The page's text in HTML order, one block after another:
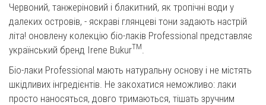
Червоний, танжеріновий і блакитний, як тропічні води у
далеких островів, - яскраві глянцеві тони задають настрій
літа! оновлену колекцію біо-лаків Professional представляє
український бренд Irene BukurTM
Біо-лаки Professional мають натуральну основу і не містять
шкідливих інгредієнтів. Не закохатися неможливо: лаки
просто наносяться, довго тримаються, тішать зручним